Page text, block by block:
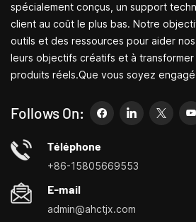
spécialement conçus, un support
client au coût le plus bas. Notre
outils et des ressources pour aider
leurs objectifs créatifs et à
produits réels.Que vous soyez engagé
entrepreneur créatif, les petites
peuvent vous permettre de répondre
facilement, plus rapidement et de
économique.Spécialisé dans les
les perceuses et fraiseuses
tournages, perçages et fraisages
Follows On:
Téléphone
+86-15805669553
E-mail
admin@ahctjx.com